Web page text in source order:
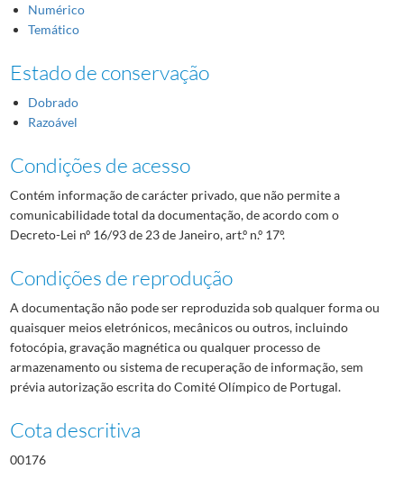
Numérico
Temático
Estado de conservação
Dobrado
Razoável
Condições de acesso
Contém informação de carácter privado, que não permite a
comunicabilidade total da documentação, de acordo com o
Decreto-Lei nº 16/93 de 23 de Janeiro, art.º n.º 17º.
Condições de reprodução
A documentação não pode ser reproduzida sob qualquer forma ou
quaisquer meios eletrónicos, mecânicos ou outros, incluindo
fotocópia, gravação magnética ou qualquer processo de
armazenamento ou sistema de recuperação de informação, sem
prévia autorização escrita do Comité Olímpico de Portugal.
Cota descritiva
00176